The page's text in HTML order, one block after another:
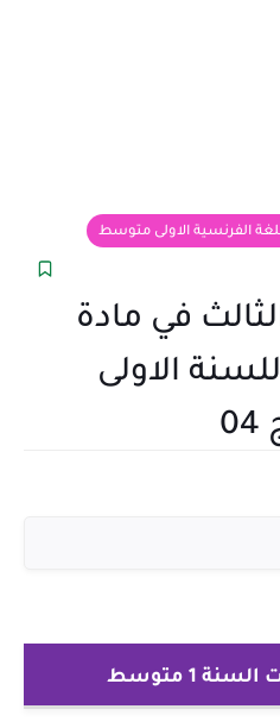
الفرنسية الاولى متوسط
في مادة
الاولى
1 متوسط